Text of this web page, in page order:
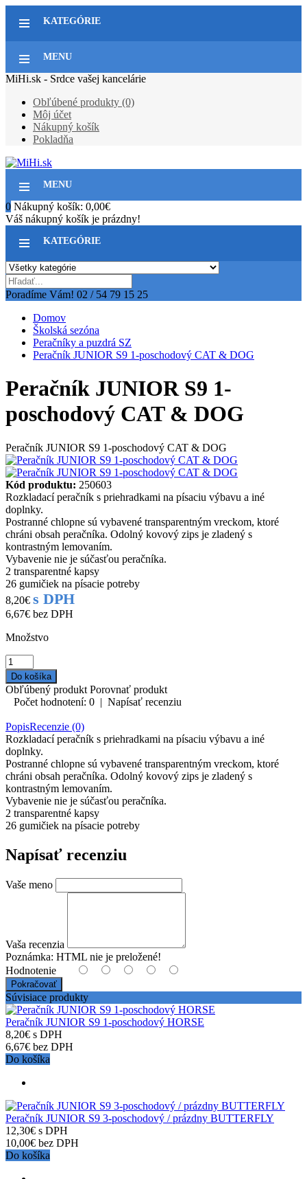
KATEGÓRIE
MENU
MiHi.sk - Srdce vašej kancelárie
Obľúbené produkty (0)
Môj účet
Nákupný košík
Pokladňa
MENU
0 Nákupný košík: 0,00€
Váš nákupný košík je prázdny!
KATEGÓRIE
Poradíme Vám! 02 / 54 79 15 25
Domov
Školská sezóna
Peračníky a puzdrá SZ
Peračník JUNIOR S9 1-poschodový CAT & DOG
Peračník JUNIOR S9 1-
poschodový CAT & DOG
Peračník JUNIOR S9 1-poschodový CAT & DOG
Kód produktu: 250603
Rozkladací peračník s priehradkami na písaciu výbavu a iné
doplnky.
Postranné chlopne sú vybavené transparentným vreckom, ktoré
chráni obsah peračníka. Odolný kovový zips je zladený s
kontrastným lemovaním.
Vybavenie nie je súčasťou peračníka.
2 transparentné kapsy
26 gumičiek na písacie potreby
8,20€ s DPH
6,67€ bez DPH
Množstvo
Obľúbený produkt Porovnať produkt
Počet hodnotení: 0 | Napísať recenziu
PopisRecenzie (0)
Rozkladací peračník s priehradkami na písaciu výbavu a iné
doplnky.
Postranné chlopne sú vybavené transparentným vreckom, ktoré
chráni obsah peračníka. Odolný kovový zips je zladený s
kontrastným lemovaním.
Vybavenie nie je súčasťou peračníka.
2 transparentné kapsy
26 gumičiek na písacie potreby
Napísať recenziu
Vaše meno
Vaša recenzia
Poznámka: HTML nie je preložené!
Hodnotenie
Pokračovať
Súvisiace produkty
Peračník JUNIOR S9 1-poschodový HORSE
8,20€ s DPH
6,67€ bez DPH
Do košíka
Peračník JUNIOR S9 3-poschodový / prázdny BUTTERFLY
12,30€ s DPH
10,00€ bez DPH
Do košíka